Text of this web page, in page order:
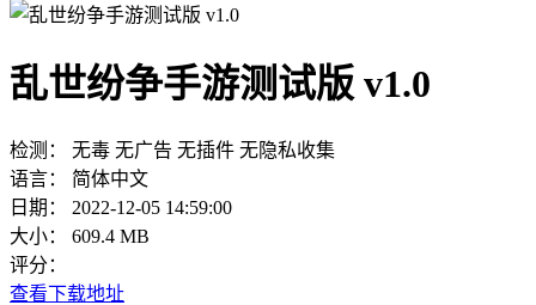
乱世纷争手游测试版 v1.0
检测： 无毒 无广告 无插件 无隐私收集
语言：
简体中文
日期：
2022-12-05 14:59:00
大小：
609.4 MB
评分：
查看下载地址